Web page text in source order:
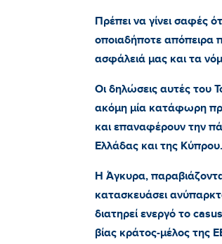
Πρέπει να γίνει σαφές
οποιαδήποτε απόπειρα
ασφάλειά μας και τα
Οι δηλώσεις αυτές του
ακόμη μία κατάφωρη
και επαναφέρουν την
Ελλάδας και της Κύπρου.
Η Άγκυρα,
κατασκευάσει
διατηρεί ενεργό το
βίας κράτος-μέλος της